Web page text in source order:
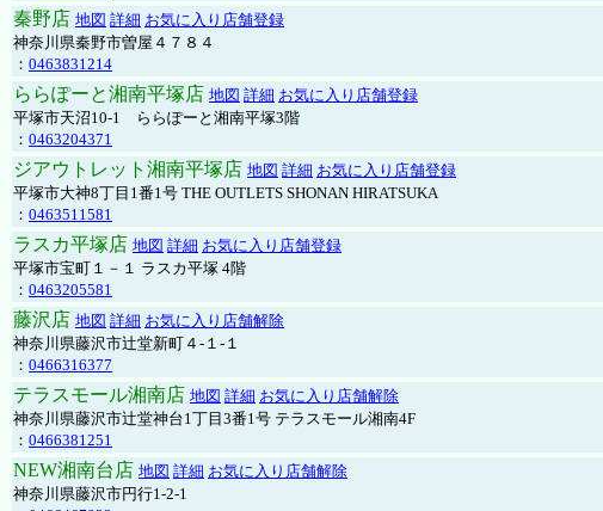
秦野店 地図 詳細 お気に入り店舗登録
神奈川県秦野市曽屋４７８４
： 0463831214
ららぽーと湘南平塚店 地図 詳細 お気に入り店舗登録
平塚市天沼10-1 ららぽーと湘南平塚3階
： 0463204371
ジアウトレット湘南平塚店 地図 詳細 お気に入り店舗登録
平塚市大神8丁目1番1号 THE OUTLETS SHONAN HIRATSUKA
： 0463511581
ラスカ平塚店 地図 詳細 お気に入り店舗登録
平塚市宝町１－１ ラスカ平塚 4階
： 0463205581
藤沢店 地図 詳細 お気に入り店舗解除
神奈川県藤沢市辻堂新町４-１-１
： 0466316377
テラスモール湘南店 地図 詳細 お気に入り店舗解除
神奈川県藤沢市辻堂神台1丁目3番1号 テラスモール湘南4F
： 0466381251
NEW湘南台店 地図 詳細 お気に入り店舗解除
神奈川県藤沢市円行1-2-1